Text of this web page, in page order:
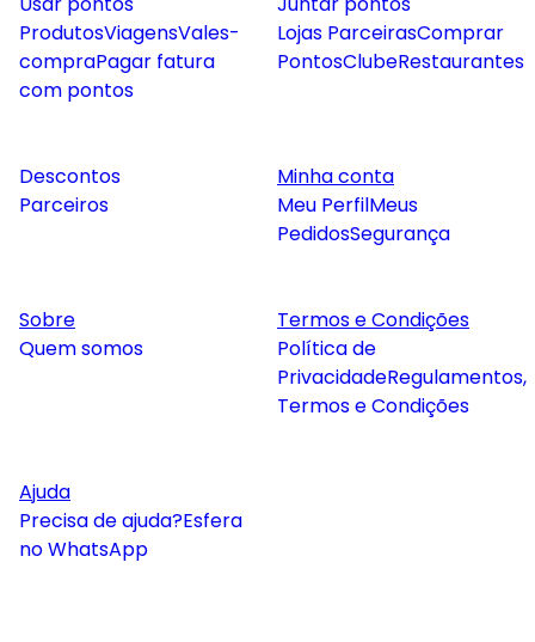
ProdutosViagensVales-
compraPagar fatura
com pontos
Lojas ParceirasComprar
PontosClubeRestaurantes
Descontos
Parceiros
Minha conta
Meu PerfilMeus
PedidosSegurança
Sobre
Quem somos
Termos e Condições
Política de
PrivacidadeRegulamentos,
Termos e Condições
Ajuda
Precisa de ajuda?Esfera
no WhatsApp